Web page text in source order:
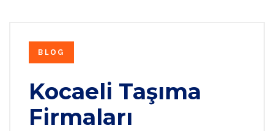
BLOG
Kocaeli Taşıma
Firmaları